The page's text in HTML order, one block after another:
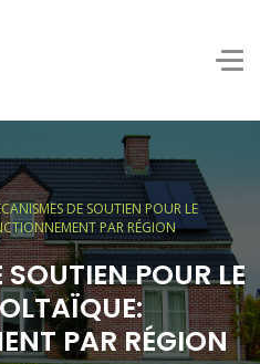
DE SOUTIEN POUR LE
PAR RÉGION
POUR LE
PAR RÉGION